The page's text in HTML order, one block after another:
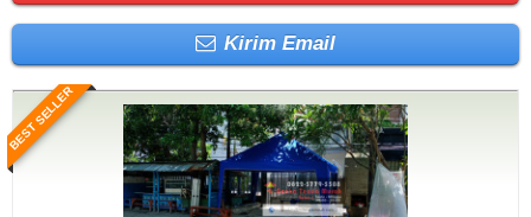
Kirim Email
BEST SELLER